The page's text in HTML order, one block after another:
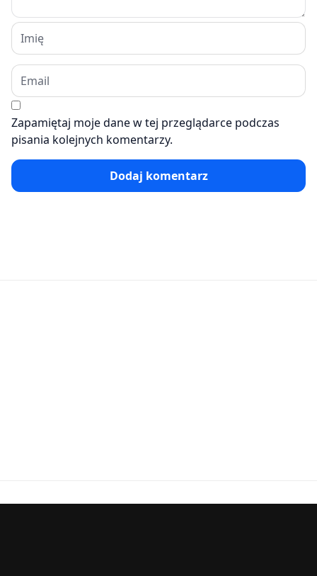
Zapamiętaj moje dane w tej przeglądarce podczas
pisania kolejnych komentarzy.
Dodaj komentarz